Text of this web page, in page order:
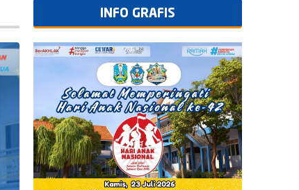
INFO GRAFIS